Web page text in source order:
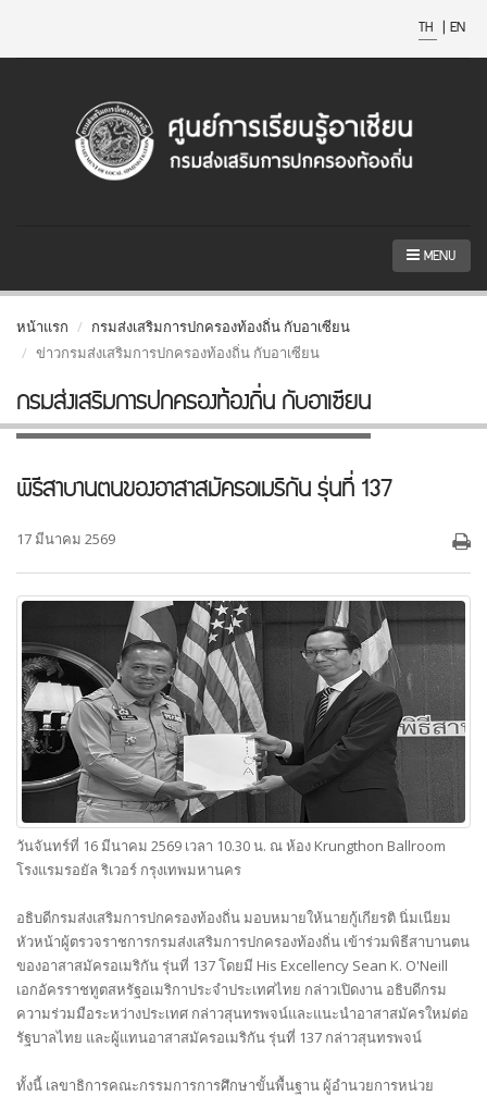
TH | EN
MENU
หน้าแรก
กรมส่งเสริมการปกครองท้องถิ่น กับอาเซียน
ข่าวกรมส่งเสริมการปกครองท้องถิ่น กับอาเซียน
กรมส่งเสริมการปกครองท้องถิ่น กับอาเซียน
พิธีสาบานตนของอาสาสมัครอเมริกัน รุ่นที่ 137
17 มีนาคม 2569
วันจันทร์ที่ 16 มีนาคม 2569 เวลา 10.30 น. ณ ห้อง Krungthon Ballroom
โรงแรมรอยัล ริเวอร์ กรุงเทพมหานคร
อธิบดีกรมส่งเสริมการปกครองท้องถิ่น มอบหมายให้นายกู้เกียรติ นิ่มเนียม
หัวหน้าผู้ตรวจราชการกรมส่งเสริมการปกครองท้องถิ่น เข้าร่วมพิธีสาบานตน
ของอาสาสมัครอเมริกัน รุ่นที่ 137 โดยมี His Excellency Sean K. O'Neill
เอกอัครราชทูตสหรัฐอเมริกาประจำประเทศไทย กล่าวเปิดงาน อธิบดีกรม
ความร่วมมือระหว่างประเทศ กล่าวสุนทรพจน์และแนะนำอาสาสมัครใหม่ต่อ
รัฐบาลไทย และผู้แทนอาสาสมัครอเมริกัน รุ่นที่ 137 กล่าวสุนทรพจน์
ทั้งนี้ เลขาธิการคณะกรรมการการศึกษาขั้นพื้นฐาน ผู้อำนวยการหน่วย